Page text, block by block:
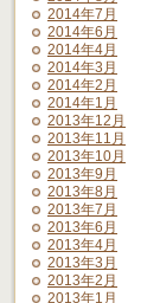
2014年7月
2014年6月
2014年4月
2014年3月
2014年2月
2014年1月
2013年12月
2013年11月
2013年10月
2013年9月
2013年8月
2013年7月
2013年6月
2013年4月
2013年3月
2013年2月
2013年1月